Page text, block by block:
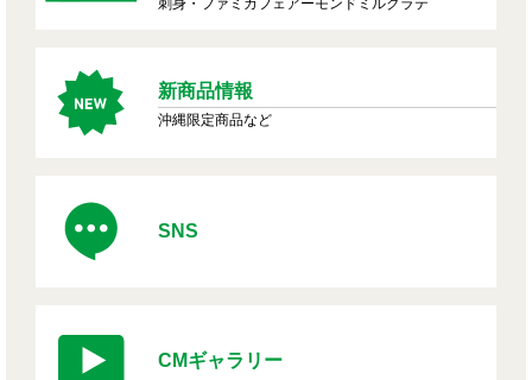
新商品情報
沖縄限定商品など
SNS
CMギャラリー